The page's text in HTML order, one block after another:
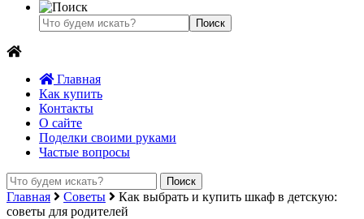
Главная
Как купить
Контакты
О сайте
Поделки своими руками
Частые вопросы
Главная Советы
Как выбрать и купить шкаф в детскую:
советы для родителей